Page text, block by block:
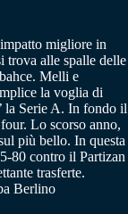
migliore in
trova alle spalle delle
Melli e
la voglia di
la Serie A. In fondo il
Lo scorso anno,
più bello. In questa
80 contro il Partizan
trasferte.
Berlino